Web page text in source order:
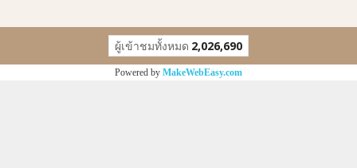
ผู้เข้าชมวันนี้ 72
Powered by MakeWebEasy.com